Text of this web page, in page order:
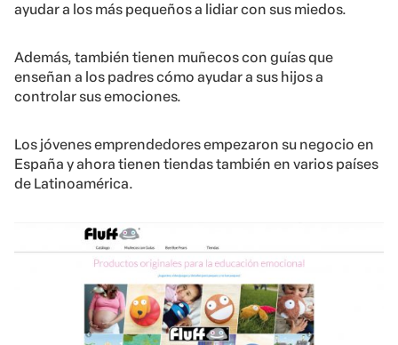
ayudar a los más pequeños a lidiar con sus miedos.
Además, también tienen muñecos con guías que
enseñan a los padres cómo ayudar a sus hijos a
controlar sus emociones.
Los jóvenes emprendedores empezaron su negocio en
España y ahora tienen tiendas también en varios países
de Latinoamérica.